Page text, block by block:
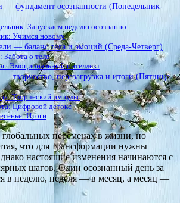
— фундамент осознанности (Понедельник-
Запускаем неделю осознанно
Учимся новому
— баланс тела и эмоций (Среда-Четверг)
Забота о теле
Эмоциональный интеллект
творчество, перезагрузка и итоги (Пятница-
Творческий импульс
Цифровой детокс
Итоги
переменах в жизни, но
что для трансформации нужны
настоящие изменения начинаются с
шагов. Один осознанный день за
в неделю, неделя — в месяц, а месяц —